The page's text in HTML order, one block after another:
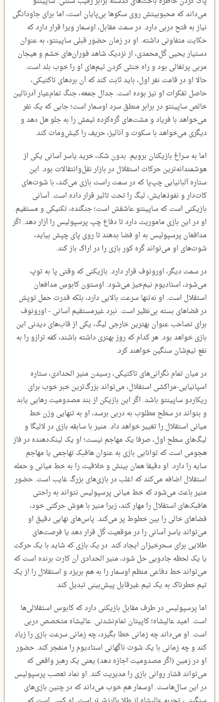
می‌داند که محبوبیتش روی سکوها بی‌پایان است، اما برای جاودانگی
نیاز به فتح دربی دارد. در سمت مقابل، اوسمار ویرا قرار دارد که
حکایت متفاوتی داشته. او در زمان حضور قبلی ساپینتو، به عنوان
دستیار یحیی گل‌محمدی، از نزدیک شاهد فوران‌های خشم و هیجان
مربی پرتغالی بود و راه خنثی کردن تیم‌های او را خوب بلد است.
حالا او در قامت نفر اول، باید ثابت کند که آن بردهای تاکتیکی،
حاصل تفکرات او نیز بوده است. جدال جمعه، جنگ تمام‌عیار آدرنالین
خالص ساپینتو در برابر منطق سرد اوسمار است؛ جایی که یک نفر
می‌خواهد با فریاد و مشت‌های گره‌کرده تیمش را به جلو هل دهد و
دیگری می‌خواهد با سکوت و آنالیز، حریف را کیش‌ومات کند.
اما به سراغ بازیکنان برویم. بدون شک، خرید یاسر آسانی یکی از
هوشمندانه‌ترین حرکات استقلال در بازار نقل‌وانتقالات بود. این
ستاره آلبانیایی چپ‌پا که در سمت راست بازی می‌کند، با شوت‌های
کات‌دار و نفوذهایش، لیگ را تحت تاثیر قرار داده است. آسانی
بازیکنی است که ساپینتو عاشقش است؛ جنگنده، تکنیکی و مستقیم.
او در این بازی ماموریت دارد تا دفاع چپ پرسپولیس را آزار دهد. اگر
مدافعان پرسپولیس به او فضا بدهند تا روی پای چپش بیاید،
شوت‌های او می‌تواند گره کور بازی را در اراک باز کند.
در سمت دیگر، اورونوف قرار دارد. بازیکنی که وقتی پا به توپ
می‌شود، استادیوم نیم‌خیز می‌شود. اوستون کابوسِ مدافعان
استقلال است. او نه‌تنها سرعت بالایی دارد، بلکه قدرت حمل توپش
در فضاهای بسته بی‌نظیر است. نبرد غیرمستقیم آسانی - اورونوف
برای تصاحب عنوان بهترین خارجی لیگ، یکی از قاب‌های دیدنی این
بازی خواهد بود. هر کدام که روز بهتری داشته باشند، کفه ترازو را به
نفع تیم‌شان سنگین خواهند کرد.
در میان تمام نگرانی‌های تاکتیکی، رسیدن منیر الحدادی، ستاره
اسپانیایی-مراکشی استقلال، می‌تواند بزرگ‌ترین خبر خوب برای
ریکاردو ساپینتو باشد. اگر این بازیکن از بند مصدومیت رهایی یابد
و بتواند در سطح مطلوب به دربی برسد، او به تنهایی وزن خط
میانی استقلال را تغییر خواهد داد. منیر با سابقه بازی در لالیگا و
لیگ‌های سطح اول، صرفا یک مهاجم نیست؛ او یک لینک‌دهنده در فاز
هجومی است که توانایی بازی به عنوان هافبک تهاجمی یا مهاجم
سایه را دارد. او دقیقا همان بینش و خلاقیت را به خط میانی و حمله
استقلال اضافه می‌کند که اغلب در بازی‌های بزرگ غایب است. حضور
منیر باعث می‌شود که خط میانی پرسپولیس نتواند به راحتی
هافبک‌های استقلال را مهار کند، زیرا منیر با هوش حرکتی خود،
فضاهای خالی را بین خطوط پر می‌کند. پاس‌های نهایی دقیق او
می‌تواند یاسر آسانی را در موقعیت گل قرار دهد یا فرصت‌های
طلایی برای سحرخیزان ایجاد کند. در یک بازی که شاید با یک حرکت
یا یک لحظه جادویی حل شود، منیر الحدادی آن کارت برنده است که
می‌تواند خط دفاعی منظم اوسمار را به هم بریزد و استقلال را از یک
تیم خطرناک به یک تیم غیرقابل پیش‌بینی تبدیل کند.
اما پرسپولیس در طرف مقابل بازیکنی دارد که کابوس استقلالی‌ها
است. امید عالیشاه؛ کاپیتان تمام‌نشدنی. عالیشاه متخصص دربی
است. او می‌داند چه زمانی خطا بگیرد، چه زمانی سرعت بازی را زیاد
کند و چه زمانی با یک شوت ناگهانی استادیوم را منفجر کند. حضور
او در زمین (اگر مصدومیت اجازه دهد) یعنی یک رهبر واقعی که
می‌تواند فشار روانی بازی را مدیریت کند. او نماد تعصب پرسپولیس
در این سال‌هاست. اوسمار هم خوب می‌داند که در چنین بازی‌های